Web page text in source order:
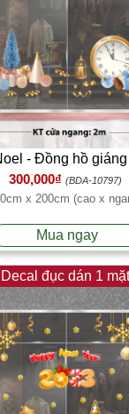
- Đồng hồ
300,000₫ (BDA-10797)
x 200cm (cao x
Mua ngay
Decal đục dán 1 mặt